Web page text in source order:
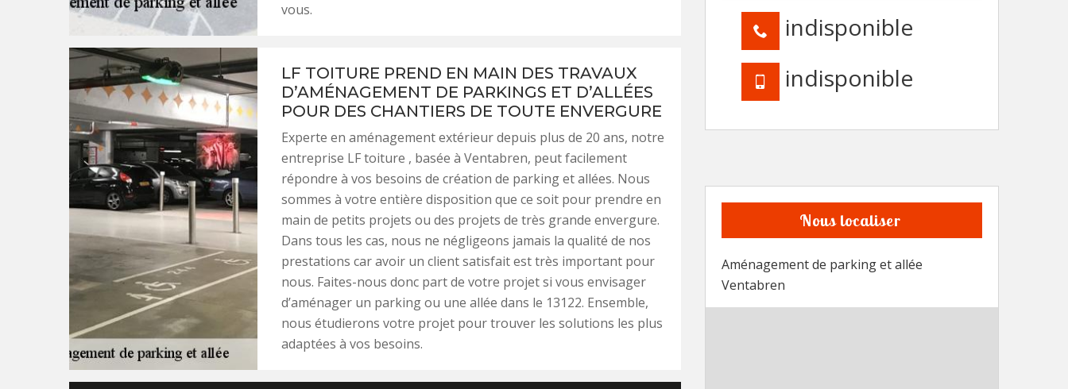
vous.
LF TOITURE PREND EN MAIN DES TRAVAUX
D’AMÉNAGEMENT DE PARKINGS ET D’ALLÉES
POUR DES CHANTIERS DE TOUTE ENVERGURE
Experte en aménagement extérieur depuis plus de 20 ans, notre
entreprise LF toiture , basée à Ventabren, peut facilement
répondre à vos besoins de création de parking et allées. Nous
sommes à votre entière disposition que ce soit pour prendre en
main de petits projets ou des projets de très grande envergure.
Dans tous les cas, nous ne négligeons jamais la qualité de nos
prestations car avoir un client satisfait est très important pour
nous. Faites-nous donc part de votre projet si vous envisager
d’aménager un parking ou une allée dans le 13122. Ensemble,
nous étudierons votre projet pour trouver les solutions les plus
adaptées à vos besoins.
indisponible
indisponible
Nous localiser
Aménagement de parking et allée
Ventabren